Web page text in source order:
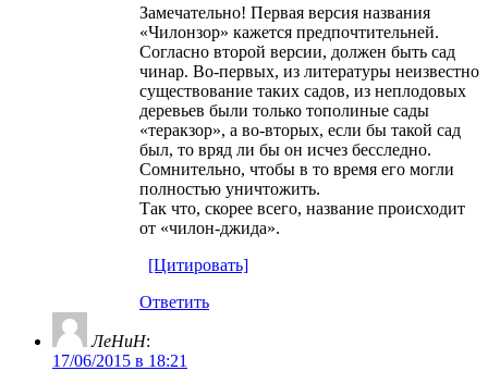
Замечательно! Первая версия названия
«Чилонзор» кажется предпочтительней.
Согласно второй версии, должен быть сад
чинар. Во-первых, из литературы неизвестно
существование таких садов, из неплодовых
деревьев были только тополиные сады
«теракзор», а во-вторых, если бы такой сад
был, то вряд ли бы он исчез бесследно.
Сомнительно, чтобы в то время его могли
полностью уничтожить.
Так что, скорее всего, название происходит
от «чилон-джида».
[Цитировать]
Ответить
ЛеНиН:
17/06/2015 в 18:21